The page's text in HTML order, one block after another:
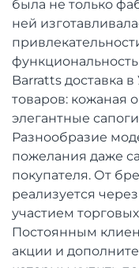
была не только
ней
Barratts доставка
товаров: кожаная
элегантные
Разнообразие
пожелания даже
покупателя. От
реализуется
участием
Постоянным
акции и